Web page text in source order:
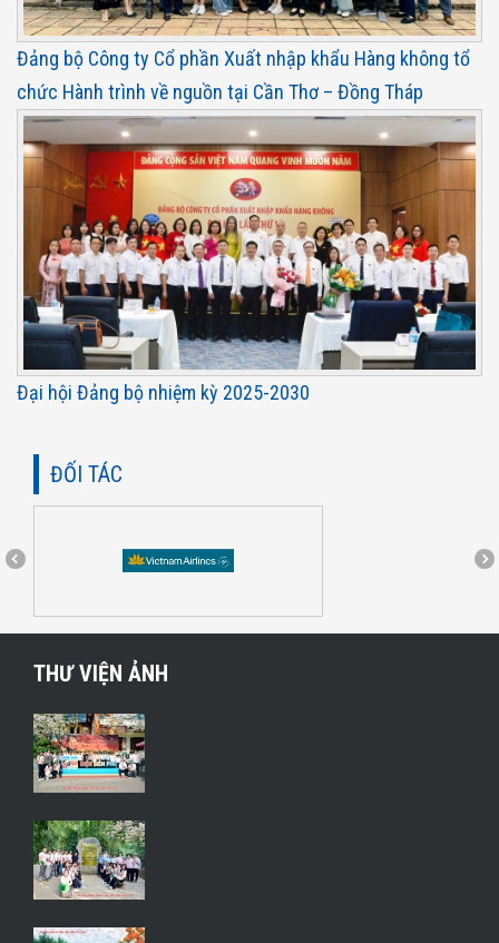
Đảng bộ Công ty Cổ phần Xuất nhập khẩu Hàng không tổ
chức Hành trình về nguồn tại Cần Thơ – Đồng Tháp
Đại hội Đảng bộ nhiệm kỳ 2025-2030
ĐỐI TÁC
THƯ VIỆN ẢNH